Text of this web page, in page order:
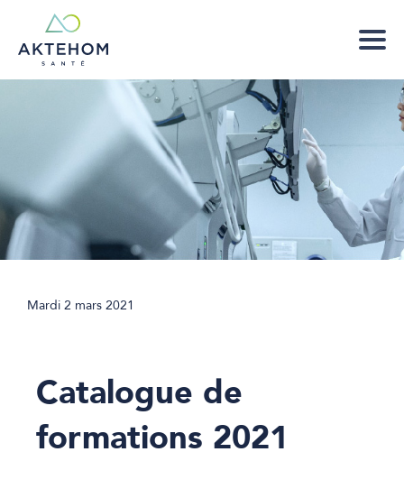
Mardi 2 mars 2021
Catalogue de
formations 2021